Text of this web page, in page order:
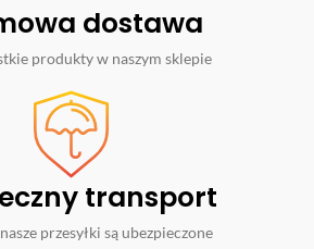
dostawa
produkty w naszym sklepie
transport
przesyłki są ubezpieczone